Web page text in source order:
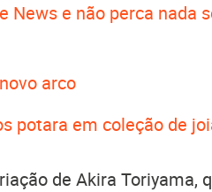
News e não perca nada
arco
potara em coleção de
de Akira Toriyama,